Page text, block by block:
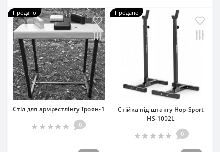
Продано
Стіл для армрестлінгу Троян-1
0
Продано
Стійка під штангу Hop-Sport
HS-1002L
0